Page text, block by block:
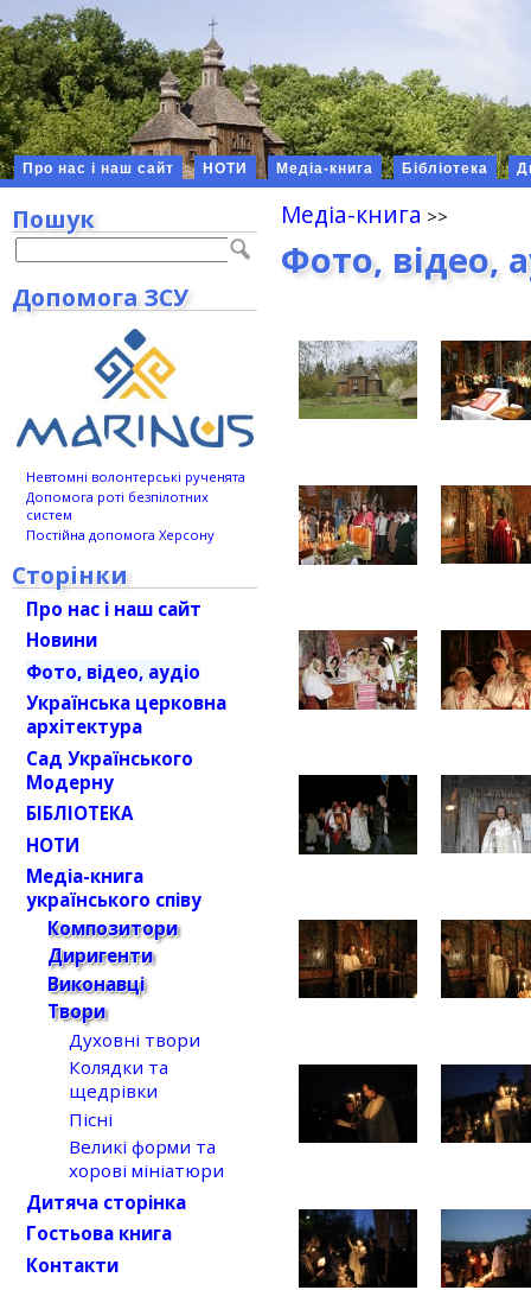
Про нас і наш сайт НОТИ Медіа-книга Бібліотека
Медіа-книга
Фото, відео,
Пошук
Допомога ЗСУ
Невтомні волонтерські рученята
Допомога роті безпілотних
систем
Постійна допомога Херсону
Сторінки
Про нас і наш сайт
Новини
Фото, відео, аудіо
Українська церковна
архітектура
Сад Українського
Модерну
БІБЛІОТЕКА
НОТИ
Медіа-книга
українського співу
Композитори
Диригенти
Виконавці
Твори
Духовні твори
Колядки та
щедрівки
Пісні
Великі форми та
хорові мініатюри
Дитяча сторінка
Гостьова книга
Контакти